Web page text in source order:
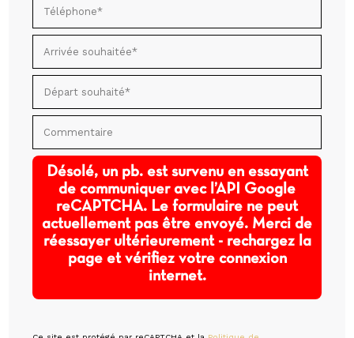
Désolé, un pb. est survenu en essayant
de communiquer avec l’API Google
reCAPTCHA. Le formulaire ne peut
actuellement pas être envoyé. Merci de
réessayer ultérieurement - rechargez la
page et vérifiez votre connexion
internet.